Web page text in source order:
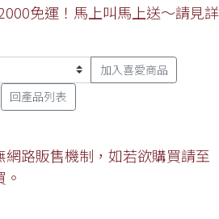
免運！馬上叫馬上送～請見詳
加入喜愛商品
回產品列表
路販售機制，如若欲購買請至